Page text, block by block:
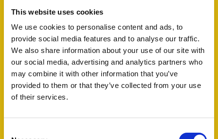
This website uses cookies
We use cookies to personalise content and ads, to
provide social media features and to analyse our traffic.
We also share information about your use of our site with
our social media, advertising and analytics partners who
may combine it with other information that you’ve
provided to them or that they’ve collected from your use
of their services.
Grande
ferramenta!
Meu
mais
sincero
obrigado
a toda
de
Estou
satisfeito
além
das
expectativas.
O time
é
O
serviço
é
incrível.
Entramos
nessa
e tudo
Fácil
de
usar
para
clientes
computador,